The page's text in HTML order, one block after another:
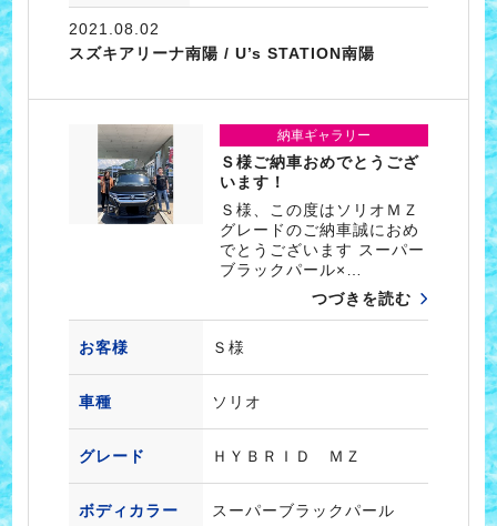
2021.08.02
スズキアリーナ南陽 / U’s STATION南陽
納車ギャラリー
Ｓ様ご納車おめでとうござ
います！
Ｓ様、この度はソリオＭＺ
グレードのご納車誠におめ
でとうございます スーパー
ブラックパール×…
つづきを読む
お客様 Ｓ様
車種 ソリオ
グレード ＨＹＢＲＩＤ ＭＺ
ボディカラー スーパーブラックパール